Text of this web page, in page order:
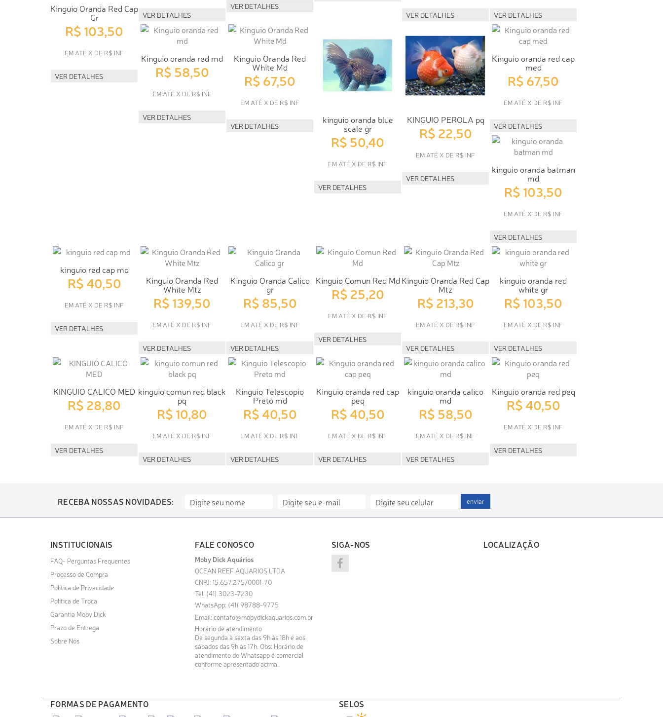
Kinguio Oranda Red Cap
Gr
R$ 103,50
EM ATÉ X DE R$ INF
VER DETALHES
VER DETALHES
VER DETALHES
VER DETALHES VER DETALHES
Kinguio oranda red md
R$ 58,50
EM ATÉ X DE R$ INF
VER DETALHES
Kinguio Oranda Red
White Md
R$ 67,50
EM ATÉ X DE R$ INF
VER DETALHES
kinguio oranda blue
scale gr
R$ 50,40
EM ATÉ X DE R$ INF
VER DETALHES
KINGUIO PEROLA pq
R$ 22,50
EM ATÉ X DE R$ INF
VER DETALHES
Kinguio oranda red cap
med
R$ 67,50
EM ATÉ X DE R$ INF
VER DETALHES
kinguio oranda batman
md
R$ 103,50
EM ATÉ X DE R$ INF
VER DETALHES
kinguio red cap md
R$ 40,50
EM ATÉ X DE R$ INF
VER DETALHES
Kinguio Oranda Red
White Mtz
R$ 139,50
EM ATÉ X DE R$ INF
VER DETALHES
Kinguio Oranda Calico
gr
R$ 85,50
EM ATÉ X DE R$ INF
VER DETALHES
Kinguio Comun Red Md
R$ 25,20
EM ATÉ X DE R$ INF
VER DETALHES
Kinguio Oranda Red Cap
Mtz
R$ 213,30
EM ATÉ X DE R$ INF
VER DETALHES
kinguio oranda red
white gr
R$ 103,50
EM ATÉ X DE R$ INF
VER DETALHES
KINGUIO CALICO MED
R$ 28,80
EM ATÉ X DE R$ INF
VER DETALHES
kinguio comun red black
pq
R$ 10,80
EM ATÉ X DE R$ INF
VER DETALHES
Kinguio Telescopio
Preto md
R$ 40,50
EM ATÉ X DE R$ INF
VER DETALHES
Kinguio oranda red cap
peq
R$ 40,50
EM ATÉ X DE R$ INF
VER DETALHES
kinguio oranda calico
md
R$ 58,50
EM ATÉ X DE R$ INF
VER DETALHES
Kinguio oranda red peq
R$ 40,50
EM ATÉ X DE R$ INF
VER DETALHES
RECEBA NOSSAS NOVIDADES: enviar
INSTITUCIONAIS
FAQ- Perguntas Frequentes
Processo de Compra
Política de Privacidade
Política de Troca
Garantia Moby Dick
Prazo de Entrega
Sobre Nós
FALE CONOSCO
Moby Dick Aquários
OCEAN REEF AQUARIOS LTDA
CNPJ: 15.657.275/0001-70
Tel: (41) 3023-7230
WhatsApp: (41) 98788-9775
Email: contato@mobydickaquarios.com.br
Horário de atendimento
De segunda à sexta das 9h às 18h e aos
sábados das 9h às 17h. Obs: Horário de
atendimento do Whatsapp é comercial
conforme apresentado acima.
SIGA-NOS LOCALIZAÇÃO
FORMAS DE PAGAMENTO SELOS